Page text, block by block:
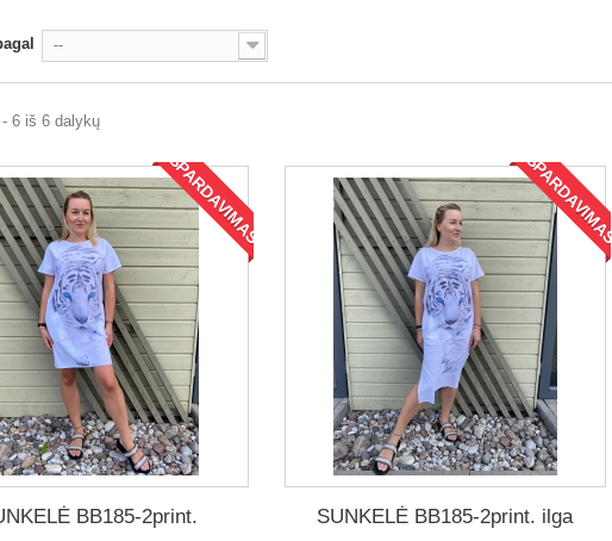
--
6 iš 6 dalykų
IŠPARDAVIMAS!
BB185-2print.
IŠPARDAVIMAS!
SUNKELĖ BB185-2print. ilga